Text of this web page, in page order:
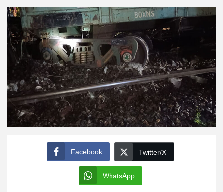
Facebook Twitter/X
WhatsApp